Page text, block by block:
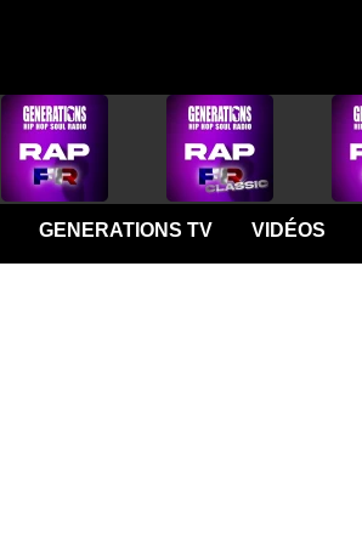
GENERATIONS TV VIDÉOS